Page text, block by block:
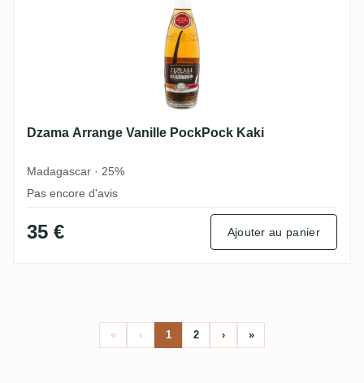
Dzama Arrange Vanille PockPock Kaki
Madagascar · 25%
Pas encore d'avis
35 € Ajouter au panier
« ‹ 1 2 › »